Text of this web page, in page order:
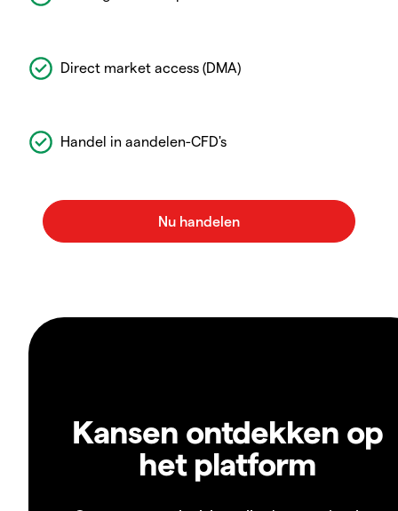
Direct market access (DMA)
Handel in aandelen-CFD's
Kansen ontdekken op
het platform